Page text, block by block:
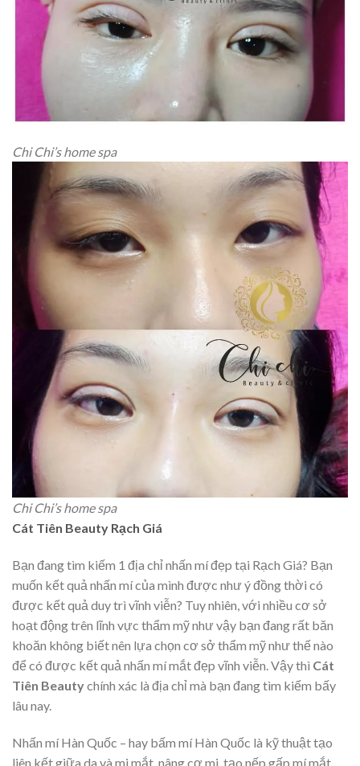
Chi Chi’s home spa
Chi Chi’s home spa
Cát Tiên Beauty Rạch Giá
Bạn đang tìm kiếm 1 địa chỉ nhấn mí đẹp tại Rạch Giá? Bạn
muốn kết quả nhấn mí của mình được như ý đồng thời có
được kết quả duy trì vĩnh viễn? Tuy nhiên, với nhiều cơ sở
hoạt động trên lĩnh vực thẩm mỹ như vậy bạn đang rất băn
khoăn không biết nên lựa chọn cơ sở thẩm mỹ như thế nào
để có được kết quả nhấn mí mắt đẹp vĩnh viễn. Vậy thì Cát
Tiên Beautychính xác là địa chỉ mà bạn đang tìm kiếm bấy
lâu nay.
Nhấn mí Hàn Quốc – hay bấm mí Hàn Quốc là kỹ thuật tạo
liên kết giữa da và mi mắt, nâng cơ mi, tạo nếp gấp mí mắt